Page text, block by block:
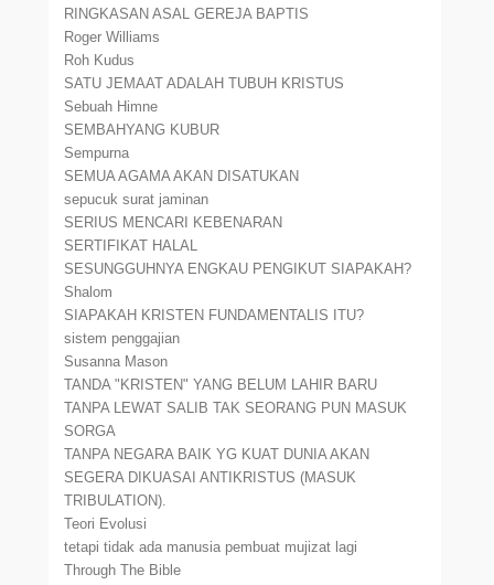
RINGKASAN ASAL GEREJA BAPTIS
Roger Williams
Roh Kudus
SATU JEMAAT ADALAH TUBUH KRISTUS
Sebuah Himne
SEMBAHYANG KUBUR
Sempurna
SEMUA AGAMA AKAN DISATUKAN
sepucuk surat jaminan
SERIUS MENCARI KEBENARAN
SERTIFIKAT HALAL
SESUNGGUHNYA ENGKAU PENGIKUT SIAPAKAH?
Shalom
SIAPAKAH KRISTEN FUNDAMENTALIS ITU?
sistem penggajian
Susanna Mason
TANDA "KRISTEN" YANG BELUM LAHIR BARU
TANPA LEWAT SALIB TAK SEORANG PUN MASUK
SORGA
TANPA NEGARA BAIK YG KUAT DUNIA AKAN
SEGERA DIKUASAI ANTIKRISTUS (MASUK
TRIBULATION).
Teori Evolusi
tetapi tidak ada manusia pembuat mujizat lagi
Through The Bible